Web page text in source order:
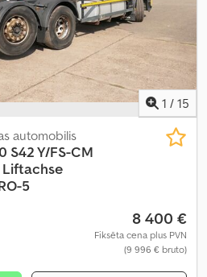
1 / 15
automobilis
S42 Y/FS-CM
Liftachse
5
8 400 €
Fiksēta cena plus PVN
(9 996 € bruto)